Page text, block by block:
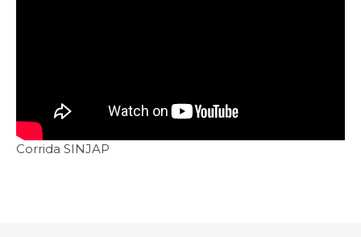
Corrida SINJAP